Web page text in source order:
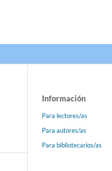
Información
Para lectores/as
Para autores/as
Para bibliotecarios/as